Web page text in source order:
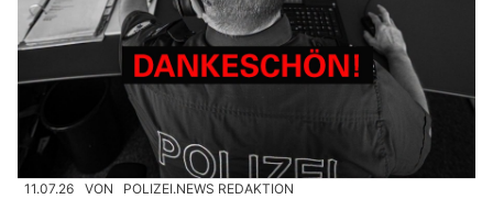
11.07.26 VON POLIZEI.NEWS REDAKTION